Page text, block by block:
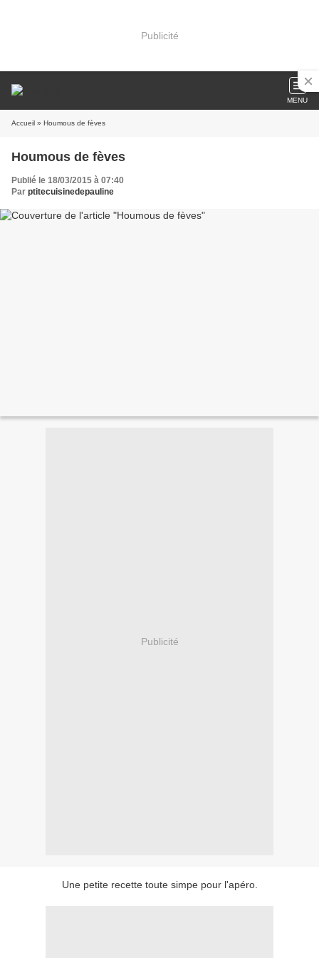
Publicité
MENU
Accueil » Houmous de fèves
Houmous de fèves
Publié le 18/03/2015 à 07:40
Par ptitecuisinedepauline
Publicité
Une petite recette toute simpe pour l'apéro.